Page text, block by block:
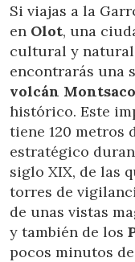
Si viajas a la
en Olot, una
cultural y
encontrarás una
volcán
histórico. Este
tiene 120 metros
estratégico
siglo XIX, de las
torres de
de unas vistas
y también de los
pocos minutos